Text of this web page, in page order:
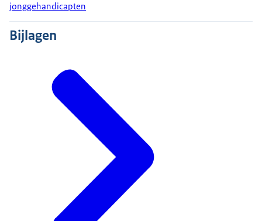
jonggehandicapten
Bijlagen